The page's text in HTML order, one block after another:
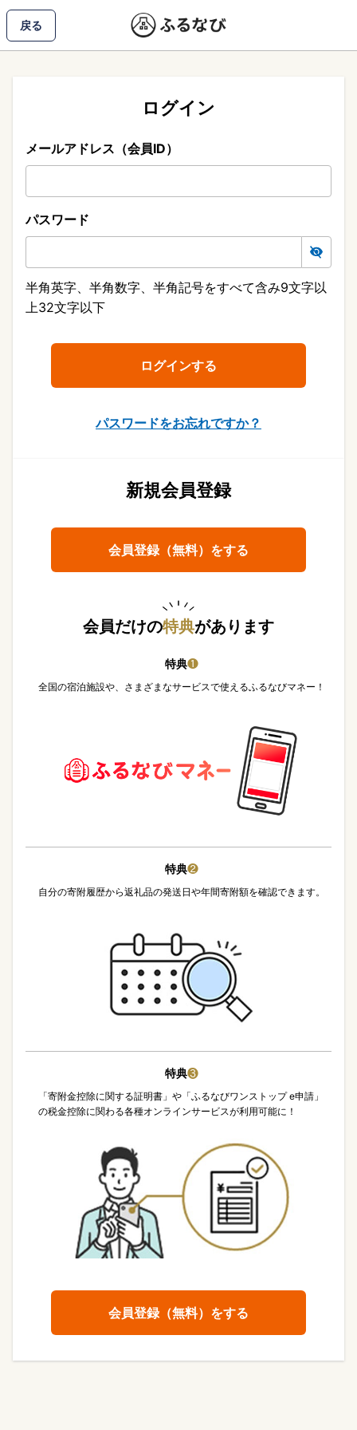
戻る
ログイン
メールアドレス（会員ID）
パスワード
半角英字、半角数字、半角記号をすべて含み9文字以
上32文字以下
パスワードをお忘れですか？
新規会員登録
会員登録（無料）をする
会員だけの特典があります
特典❶
全国の宿泊施設や、さまざまなサービスで使えるふるなびマネー！
特典❷
自分の寄附履歴から返礼品の発送日や年間寄附額を確認できます。
特典❸
「寄附金控除に関する証明書」や「ふるなびワンストップ e申請」
の税金控除に関わる各種オンラインサービスが利用可能に！
会員登録（無料）をする